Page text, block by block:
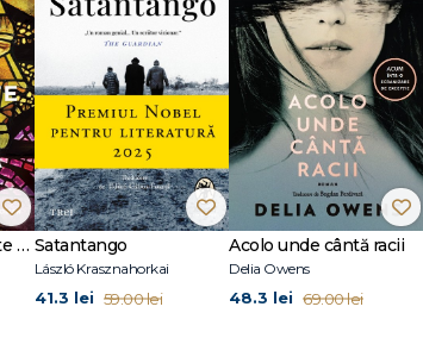
Vitraliu din fragmente de fantomă Satantango
László Krasznahorkai
41.3 lei 59.00 lei
Acolo unde cântă racii
Delia Owens
48.3 lei 69.00 lei